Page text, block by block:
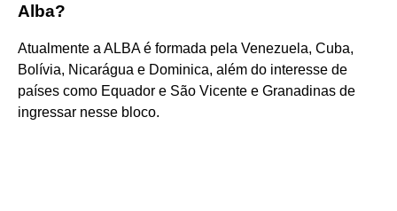
Alba?
Atualmente a ALBA é formada pela Venezuela, Cuba,
Bolívia, Nicarágua e Dominica, além do interesse de
países como Equador e São Vicente e Granadinas de
ingressar nesse bloco.